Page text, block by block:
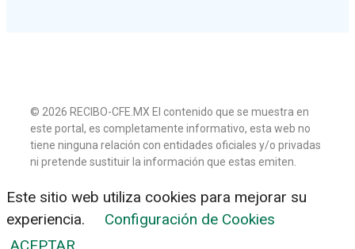
© 2026 RECIBO-CFE.MX El contenido que se muestra en
este portal, es completamente informativo, esta web no
tiene ninguna relación con entidades oficiales y/o privadas
ni pretende sustituir la información que estas emiten.
Este sitio web utiliza cookies para mejorar su
experiencia.
Configuración de Cookies